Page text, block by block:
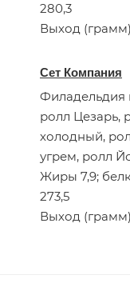
280,3
Выход
Сет Компания
Филадельдия
ролл Цезарь,
холодный,
угрем, ролл
Жиры 7,9;
273,5
Выход